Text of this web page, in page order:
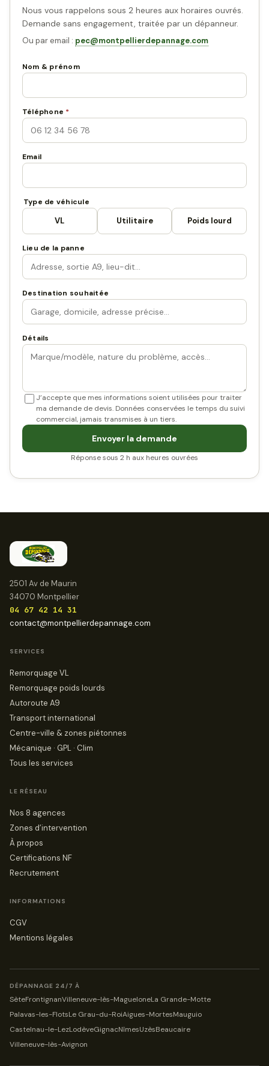
Nous vous rappelons sous 2 heures aux horaires ouvrés.
Demande sans engagement, traitée par un dépanneur.
Ou par email : pec@montpellierdepannage.com
Nom & prénom
Téléphone *
Email
Type de véhicule
VL Utilitaire Poids lourd
Lieu de la panne
Destination souhaitée
Détails
J’accepte que mes informations soient utilisées pour traiter
ma demande de devis. Données conservées le temps du suivi
commercial, jamais transmises à un tiers.
Envoyer la demande
Réponse sous 2 h aux heures ouvrées
2501 Av de Maurin
34070 Montpellier
04 67 42 14 31
contact@montpellierdepannage.com
SERVICES
Remorquage VL
Remorquage poids lourds
Autoroute A9
Transport international
Centre-ville & zones piétonnes
Mécanique · GPL · Clim
Tous les services
LE RÉSEAU
Nos 8 agences
Zones d’intervention
À propos
Certifications NF
Recrutement
INFORMATIONS
CGV
Mentions légales
DÉPANNAGE 24/7 À
SèteFrontignanVilleneuve-lès-MagueloneLa Grande-Motte
Palavas-les-FlotsLe Grau-du-RoiAigues-MortesMauguio
Castelnau-le-LezLodèveGignacNîmesUzèsBeaucaire
Villeneuve-lès-Avignon